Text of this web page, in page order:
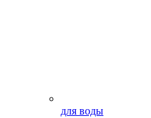
для воды